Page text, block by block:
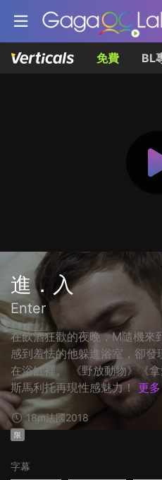
免費 BL
進．入
Enter
在飲酒狂歡的夜晚，M隨機來
感到羞怯的他躲進浴室，卻
在浴缸裡。 《野放動物》《
斯馬利托再現性感魅力！ 更多
18m法國2018
限
字幕